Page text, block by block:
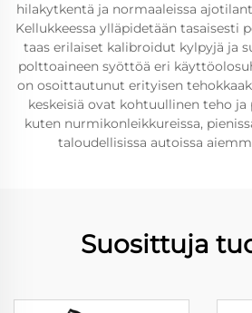
hilakytkentä ja normaaleissa
Kellukkeessa ylläpidetään tasaisesti
taas erilaiset kalibroidut kylpyjä ja
polttoaineen syöttöä eri
on osoittautunut erityisen
keskeisiä ovat kohtuullinen teho ja
kuten nurmikonleikkureissa,
taloudellisissa autoissa
Suosittuja